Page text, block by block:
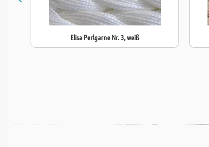
Elisa Perlgarne Nr. 3, weiß